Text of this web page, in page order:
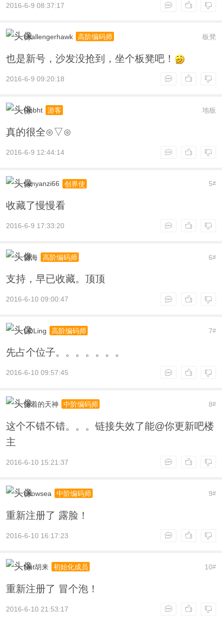
2016-6-9 08:37:17
板凳
challengerhawk 高阶编码师
也是新号，沙发没抢到，坐个板凳吧！
2016-6-9 09:20:18
地板
Robht 游客
真的很全⊙▽⊙
2016-6-9 12:44:14
5#
sunyanzi66 创界使
收藏了慢慢看
2016-6-9 17:33:20
6#
碧海 高阶编码师
支持，早已收藏。顶顶
2016-6-10 09:00:47
7#
LOLing 高阶编码师
先占个位子。。。。。。。
2016-6-10 09:57:45
8#
坐着的天神 中阶编码师
这个不错不错。。。链接失效了能@你更新吧楼
主
2016-6-10 15:21:37
9#
chowsea 中阶编码师
重新注册了 露脸！
2016-6-10 16:17:23
10#
Net胡来 初始化成员
重新注册了 冒个泡！
2016-6-10 21:53:17